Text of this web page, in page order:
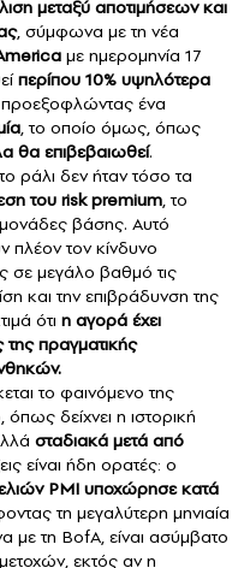
μεταξύ αποτιμήσεων και
, σύμφωνα με τη νέα
με ημερομηνία 17
περίπου 10% υψηλότερα
ένα
, το οποίο όμως, όπως
θα επιβεβαιωθεί.
ράλι δεν ήταν τόσο τα
του risk premium, το
βάσης. Αυτό
πλέον τον κίνδυνο
σε μεγάλο βαθμό τις
και την επιβράδυνση της
ότι η αγορά έχει
πραγματικής
το φαινόμενο της
όπως δείχνει η ιστορική
σταδιακά μετά από
είναι ήδη ορατές: ο
PMI υποχώρησε κατά
τη μεγαλύτερη μηνιαία
τη BofA, είναι ασύμβατο
εκτός αν η